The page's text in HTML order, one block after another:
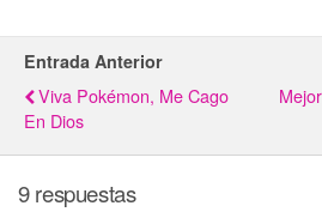
Entrada Anterior
Viva Pokémon, Me Cago
En Dios
9 respuestas